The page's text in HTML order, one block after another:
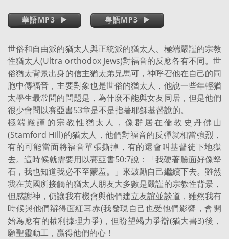
華語MP3 粵語MP3
世俗和自由派的猶太人與正統派的猶太人、極端嚴謹的宗教
性猶太人(Ultra orthodox Jews)對福音的反應各有不同。世
俗猶太背景出身的信主猶太弟兄馬可，神呼召他在自己的同
胞中傳福音，主要對象也是世俗的猶太人，他說一些年輕猶
太學生最常問的問題是，為什麼不能與女友同居，但是他們
很少會問以賽亞書53章是不是指著耶穌基督說的。
極端嚴謹的宗教性猶太人，像群居在倫敦史丹佛山
(Stamford Hill)的猶太人，他們對福音的反彈就相當強烈，
有的可能當面將福音單張撕掉，有的還會叫基督徒下地獄
去。這時候就需要用以賽亞書50:7說：「我硬著臉面好像堅
石，我也知道我必不至蒙羞。」來鼓勵自己繼續下去。雖然
我在英國所接觸的猶太人朋友大多數是嚴謹的宗教性背景，
但感謝神，仍讓我有機會與他們建立友誼並談道，雖然我有
時候與他們辯得面紅耳赤(我發現自己也受他們影響，會開
始為應有的權利據理力爭)，但盼望竭力爭辯(猶大書3)後，
願聖靈動工，贏得他們的心！